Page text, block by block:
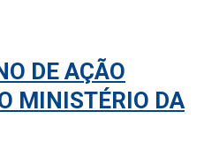
DE AÇÃO
MINISTÉRIO DA